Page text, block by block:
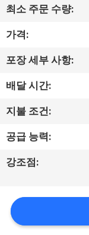
하
여
공
장
여
품
최소 주문 수량:
가격:
포장 세부 사항:
배달 시간:
지불 조건:
공급 능력:
강조점: